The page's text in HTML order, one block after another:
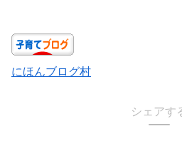
にほんブログ村
シェアす